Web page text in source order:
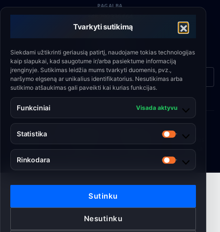
Tvarkyti sutikimą
Siekdami užtikrinti geriausią patirtį, naudojame tokias technologijas
kaip slapukai, kad saugotume ir/arba pasiektume informaciją
įrenginyje. Sutikimas leidžia mums tvarkyti duomenis, pvz.,
naršymo elgseną ar unikalius identifikatorius. Nesutikimas arba
sutikimo atšaukimas gali paveikti kai kurias funkcijas.
Funkciniai Visada aktyvu
Statistika
Statistika
Rinkodara
Rinkodara
Sutinku
Nesutinku
PAGALBA
Kontaktinė forma
Privatumo
politika
politika
taisyklės
•
Kokybės
politika